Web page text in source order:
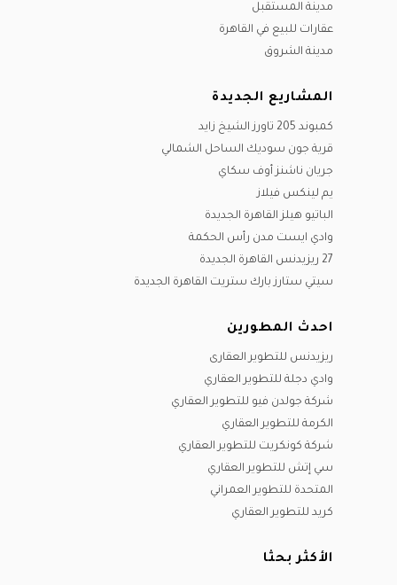
مدينة المستقبل
عقارات للبيع في القاهرة
مدينة الشروق
المشاريع الجديدة
كمبوند 205 تاورز الشيخ زايد
قرية جون سوديك الساحل الشمالي
جريان ناشنز أوف سكاي
يم لينكس فيلاز
الباتيو هيلز القاهرة الجديدة
وادي ايست مدن رأس الحكمة
27 ريزيدنس القاهرة الجديدة
سيتي ستارز بارك ستريت القاهرة الجديدة
احدث المطورين
ريزيدنس للتطوير العقارى
وادي دجلة للتطوير العقاري
شركة جولدن فيو للتطوير العقاري
الكرمة للتطوير العقاري
شركة كونكريت للتطوير العقاري
سي إتش للتطوير العقاري
المتحدة للتطوير العمراني
كريد للتطوير العقاري
الأكثر بحثا